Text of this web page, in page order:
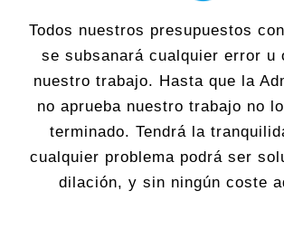
Todos nuestros presupuestos
se subsanará cualquier error u
nuestro trabajo. Hasta que la
no aprueba nuestro trabajo no
terminado. Tendrá la
cualquier problema podrá ser
dilación, y sin ningún coste